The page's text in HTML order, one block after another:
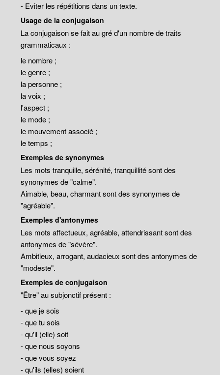
- Eviter les répétitions dans un texte.
Usage de la conjugaison
La conjugaison se fait au gré d'un nombre de traits
grammaticaux :
le nombre ;
le genre ;
la personne ;
la voix ;
l'aspect ;
le mode ;
le mouvement associé ;
le temps ;
Exemples de synonymes
Les mots tranquille, sérénité, tranquillité sont des
synonymes de "calme".
Aimable, beau, charmant sont des synonymes de
"agréable".
Exemples d'antonymes
Les mots affectueux, agréable, attendrissant sont des
antonymes de "sévère".
Ambitieux, arrogant, audacieux sont des antonymes de
"modeste".
Exemples de conjugaison
"Être" au subjonctif présent :
- que je sois
- que tu sois
- qu'il (elle) soit
- que nous soyons
- que vous soyez
- qu'ils (elles) soient